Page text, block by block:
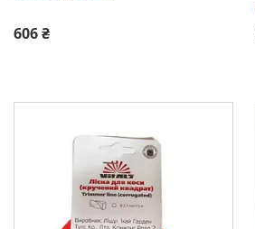
606 ₴
+380 (99) 454-50-15